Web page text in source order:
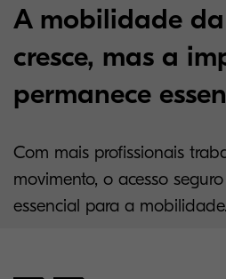
A mobilidade
cresce, mas a
permanece
Com mais profissionais
movimento, o acesso
essencial para a mobilidade.